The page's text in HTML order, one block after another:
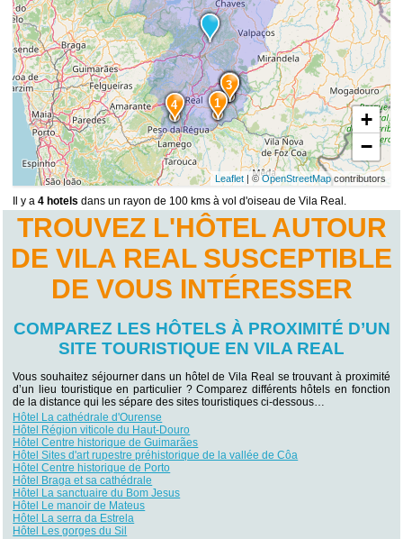
4
3
2
1
+
−
Leaflet| ©OpenStreetMapcontributors
Il y a4 hotels dans un rayon de 100 kms à vol d'oiseau de Vila Real.
TROUVEZ L'HÔTEL AUTOUR
DE VILA REAL SUSCEPTIBLE
DE VOUS INTÉRESSER
COMPAREZ LES HÔTELS À PROXIMITÉ D’UN
SITE TOURISTIQUE EN VILA REAL
Vous souhaitez séjourner dans un hôtel de Vila Real se trouvant à proximité
d’un lieu touristique en particulier ? Comparez différents hôtels en fonction
de la distance qui les sépare des sites touristiques ci-dessous…
Hôtel La cathédrale d'Ourense
Hôtel Région viticole du Haut-Douro
Hôtel Centre historique de Guimarães
Hôtel Sites d'art rupestre préhistorique de la vallée de Côa
Hôtel Centre historique de Porto
Hôtel Braga et sa cathédrale
Hôtel La sanctuaire du Bom Jesus
Hôtel Le manoir de Mateus
Hôtel La serra da Estrela
Hôtel Les gorges du Sil